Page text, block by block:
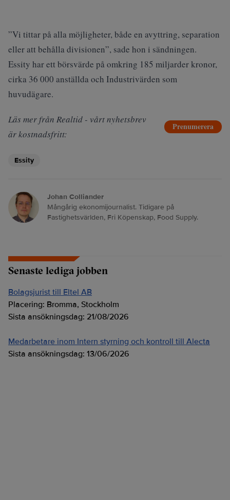
”Vi tittar på alla möjligheter, både en avyttring, separation
eller att behålla divisionen”, sade hon i sändningen.
Essity har ett börsvärde på omkring 185 miljarder kronor,
cirka 36 000 anställda och Industrivärden som
huvudägare.
Läs mer från Realtid - vårt nyhetsbrev
är kostnadsfritt:
Prenumerera
Essity
Johan Colliander
Mångårig ekonomijournalist. Tidigare på
Fastighetsvärlden, Fri Köpenskap, Food Supply.
Senaste lediga jobben
Bolagsjurist till Eltel AB
Placering: Bromma, Stockholm
Sista ansökningsdag: 21/08/2026
Medarbetare inom Intern styrning och kontroll till Alecta
Sista ansökningsdag: 13/06/2026